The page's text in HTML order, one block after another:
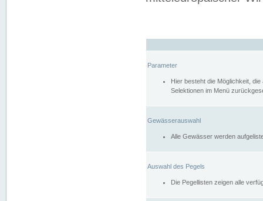
Parameter
Hier besteht die Möglichkeit,
Selektionen im Menü
Gewässerauswahl
Alle Gewässer werden
Auswahl des Pegels
Die Pegellisten zeigen alle